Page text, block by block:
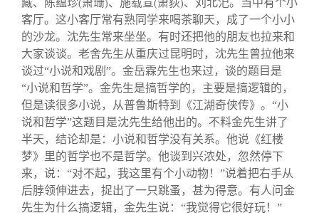
藏、陈蕴珍(萧珊)、施载宣(萧荻)、刘北汜。当中有个小
客厅。这小客厅常有熟同学来喝茶聊天，成了一个小小
的沙龙。沈先生常来坐坐。有时还把他的朋友也拉来和
大家谈谈。老舍先生从重庆过昆明时，沈先生曾拉他来
谈过“小说和戏剧”。金岳霖先生也来过，谈的题目是
“小说和哲学”。金先生是搞哲学的，主要是搞逻辑的，
但是读很多小说，从普鲁斯特到《江湖奇侠传》。“小
说和哲学”这题目是沈先生给他出的。不料金先生讲了
半天，结论却是：小说和哲学没有关系。他说《红楼
梦》里的哲学也不是哲学。他谈到兴浓处，忽然停下
来，说：“对不起，我这里有个小动物！”说着把右手从
后脖领伸进去，捉出了一只跳蚤，甚为得意。有人问金
先生为什么搞逻辑，金先生说：“我觉得它很好玩！”